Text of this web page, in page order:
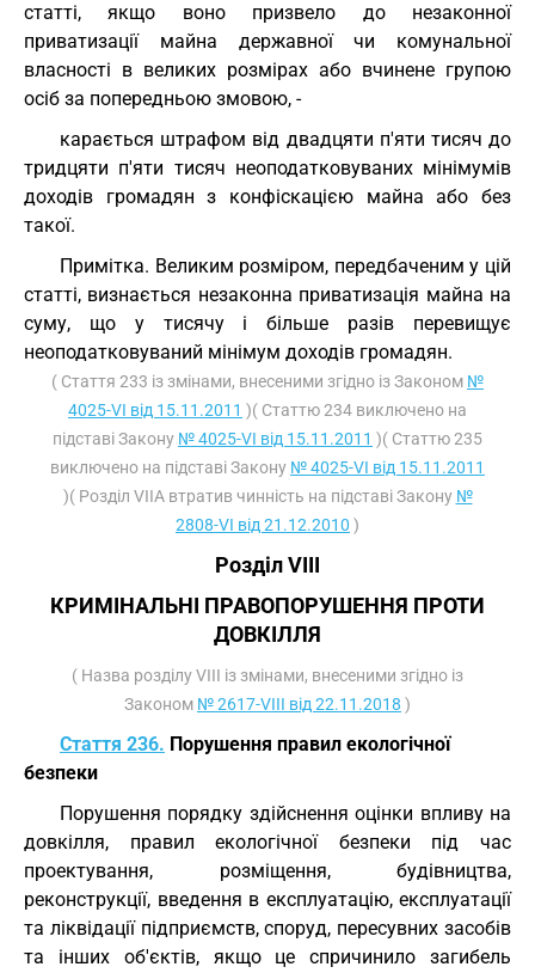
статті, якщо воно призвело до незаконної
приватизації майна державної чи комунальної
власності в великих розмірах або вчинене групою
осіб за попередньою змовою, -
карається штрафом від двадцяти п'яти тисяч до
тридцяти п'яти тисяч неоподатковуваних мінімумів
доходів громадян з конфіскацією майна або без
такої.
Примітка. Великим розміром, передбаченим у цій
статті, визнається незаконна приватизація майна на
суму, що у тисячу і більше разів перевищує
неоподатковуваний мінімум доходів громадян.
( Стаття 233 із змінами, внесеними згідно із Законом №
4025-VI від 15.11.2011 )( Статтю 234 виключено на
підставі Закону № 4025-VI від 15.11.2011 )( Статтю 235
виключено на підставі Закону № 4025-VI від 15.11.2011
)( Розділ VIIА втратив чинність на підставі Закону №
2808-VI від 21.12.2010 )
Розділ VIII
КРИМІНАЛЬНІ ПРАВОПОРУШЕННЯ ПРОТИ
ДОВКІЛЛЯ
( Назва розділу VIII із змінами, внесеними згідно із
Законом № 2617-VIII від 22.11.2018 )
Стаття 236. Порушення правил екологічної
безпеки
Порушення порядку здійснення оцінки впливу на
довкілля, правил екологічної безпеки під час
проектування, розміщення, будівництва,
реконструкції, введення в експлуатацію, експлуатації
та ліквідації підприємств, споруд, пересувних засобів
та інших об'єктів, якщо це спричинило загибель